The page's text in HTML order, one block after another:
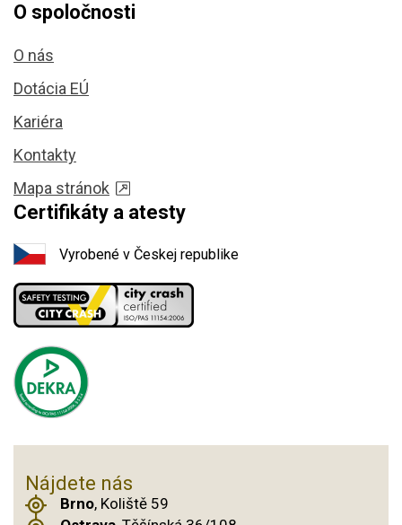
O spoločnosti
O nás
Dotácia EÚ
Kariéra
Kontakty
Mapa stránok
Certifikáty a atesty
Vyrobené v Českej republike
Nájdete nás
Brno, Koliště 59